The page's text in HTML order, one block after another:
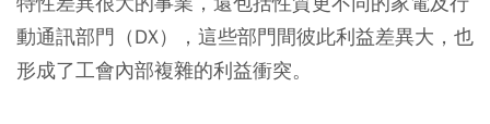
動通訊部門（DX），這些部門間彼此利益差異大，也
形成了工會內部複雜的利益衝突。